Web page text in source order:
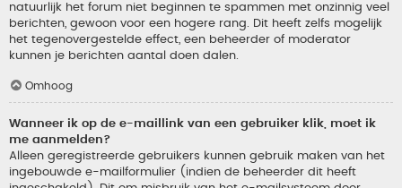
natuurlijk het forum niet beginnen te spammen met onzinnig veel
berichten, gewoon voor een hogere rang. Dit heeft zelfs mogelijk
het tegenovergestelde effect, een beheerder of moderator
kunnen je berichten aantal doen dalen.
Omhoog
Wanneer ik op de e-maillink van een gebruiker klik, moet ik
me aanmelden?
Alleen geregistreerde gebruikers kunnen gebruik maken van het
ingebouwde e-mailformulier (indien de beheerder dit heeft